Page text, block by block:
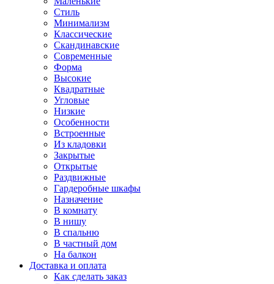
Стиль
Минимализм
Классические
Скандинавские
Современные
Форма
Высокие
Квадратные
Угловые
Низкие
Особенности
Встроенные
Из кладовки
Закрытые
Открытые
Раздвижные
Гардеробные шкафы
Назначение
В комнату
В нишу
В спальню
В частный дом
На балкон
Доставка и оплата
Как сделать заказ